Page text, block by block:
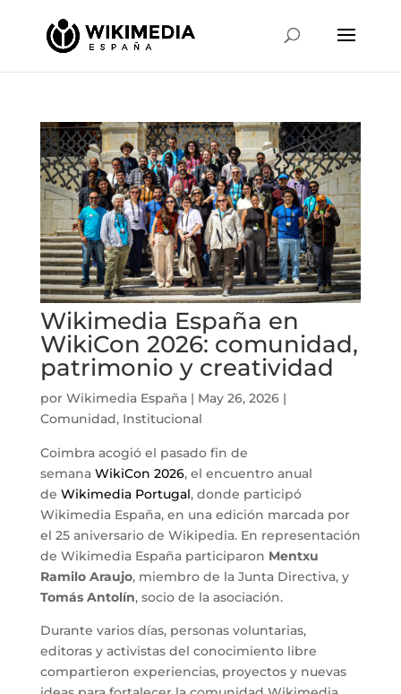
Wikimedia España en
WikiCon 2026: comunidad,
patrimonio y creatividad
por Wikimedia España| May 26, 2026|
Comunidad, Institucional
Coimbra acogió el pasado fin de
semana WikiCon 2026, el encuentro anual
de Wikimedia Portugal, donde participó
Wikimedia España, en una edición marcada por
el 25 aniversario de Wikipedia. En representación
de Wikimedia España participaron Mentxu
Ramilo Araujo, miembro de la Junta Directiva, y
Tomás Antolín, socio de la asociación.
Durante varios días, personas voluntarias,
editoras y activistas del conocimiento libre
compartieron experiencias, proyectos y nuevas